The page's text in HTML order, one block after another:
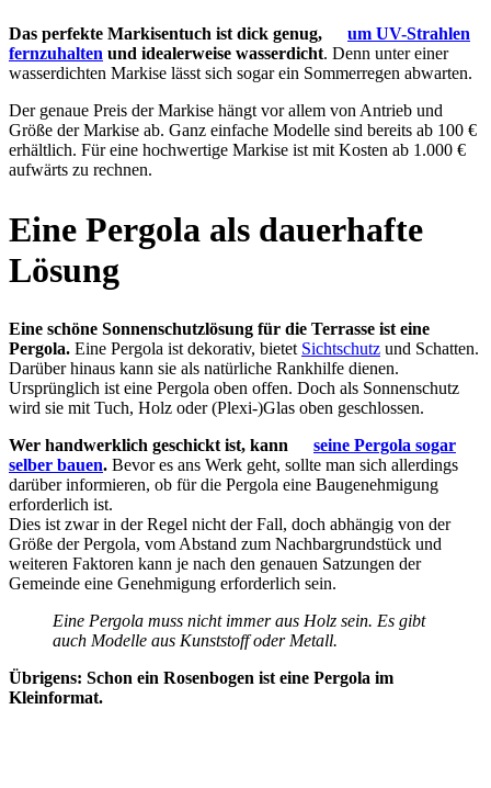
Das perfekte Markisentuch ist dick genug,
um UV-Strahlen
fernzuhalten und idealerweise wasserdicht. Denn unter einer
wasserdichten Markise lässt sich sogar ein Sommerregen abwarten.
Der genaue Preis der Markise hängt vor allem von Antrieb und
Größe der Markise ab. Ganz einfache Modelle sind bereits ab 100 €
erhältlich. Für eine hochwertige Markise ist mit Kosten ab 1.000 €
aufwärts zu rechnen.
Eine Pergola als dauerhafte
Lösung
Eine schöne Sonnenschutzlösung für die Terrasse ist eine
Pergola. Eine Pergola ist dekorativ, bietet Sichtschutz und Schatten.
Darüber hinaus kann sie als natürliche Rankhilfe dienen.
Ursprünglich ist eine Pergola oben offen. Doch als Sonnenschutz
wird sie mit Tuch, Holz oder (Plexi-)Glas oben geschlossen.
Wer handwerklich geschickt ist, kann
seine Pergola sogar
selber bauen. Bevor es ans Werk geht, sollte man sich allerdings
darüber informieren, ob für die Pergola eine Baugenehmigung
erforderlich ist.
Dies ist zwar in der Regel nicht der Fall, doch abhängig von der
Größe der Pergola, vom Abstand zum Nachbargrundstück und
weiteren Faktoren kann je nach den genauen Satzungen der
Gemeinde eine Genehmigung erforderlich sein.
Eine Pergola muss nicht immer aus Holz sein. Es gibt
auch Modelle aus Kunststoff oder Metall.
Übrigens: Schon ein Rosenbogen ist eine Pergola im
Kleinformat.